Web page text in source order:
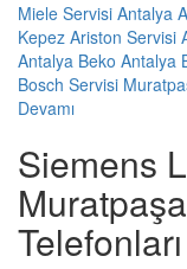
Miele Servisi Antalya
Kepez Ariston Servisi
Antalya Beko Antalya
Bosch Servisi
Devamı
Siemens
Telefonları